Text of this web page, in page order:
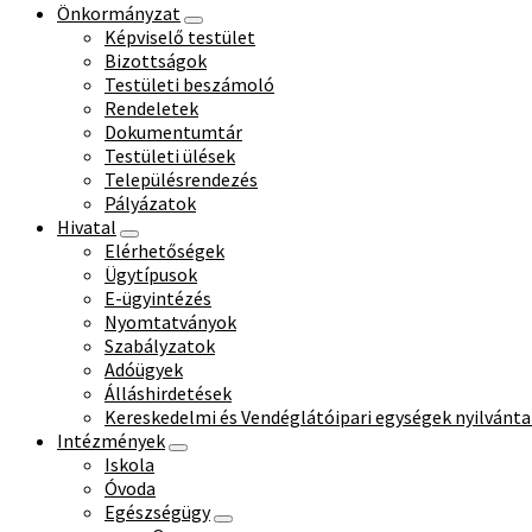
Önkormányzat
Képviselő testület
Bizottságok
Testületi beszámoló
Rendeletek
Dokumentumtár
Testületi ülések
Településrendezés
Pályázatok
Hivatal
Elérhetőségek
Ügytípusok
E-ügyintézés
Nyomtatványok
Szabályzatok
Adóügyek
Álláshirdetések
Kereskedelmi és Vendéglátóipari egységek
Intézmények
Iskola
Óvoda
Egészségügy